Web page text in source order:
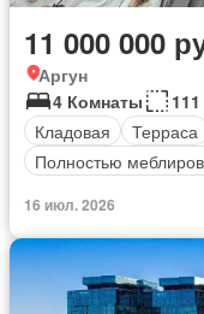
11 000 000
Аргун
4 Комнаты
Кладовая
Терраса
Полностью
16 июл. 2026